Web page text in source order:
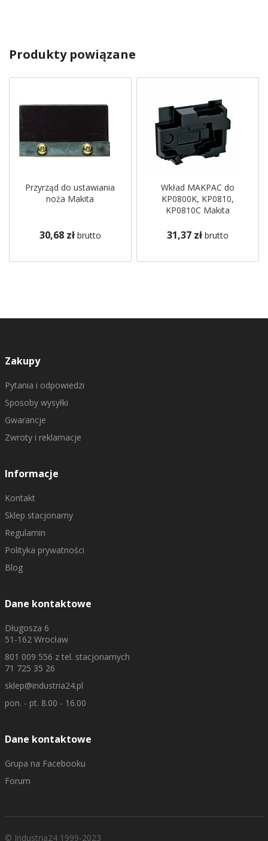
Produkty powiązane
Przyrząd do ustawiania
noża Makita
30,68 zł brutto
Wkład MAKPAC do
KP0800K, KP0810,
KP0810C Makita
31,37 zł brutto
Zakupy
Pytania i odpowiedzi
Sposoby wysyłki
Gwarancje
Zwroty i reklamacje
Informacje
Kontakt
Sklep stacjonarny
Regulamin
Polityka prywatności
Blog
Dane kontaktowe
Długosza 6
51-162 Wrocław
801 009 556 z tel. stacjonarnych
71 725 35 26
sklep@industria24.pl
pon. - pt. 8.00 - 16.00
Dane kontaktowe
Grupa na Facebooku
Forum
© Industria24 1999-2023